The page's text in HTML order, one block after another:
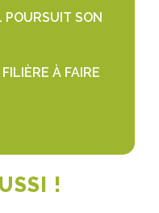
SON
À FAIRE
!